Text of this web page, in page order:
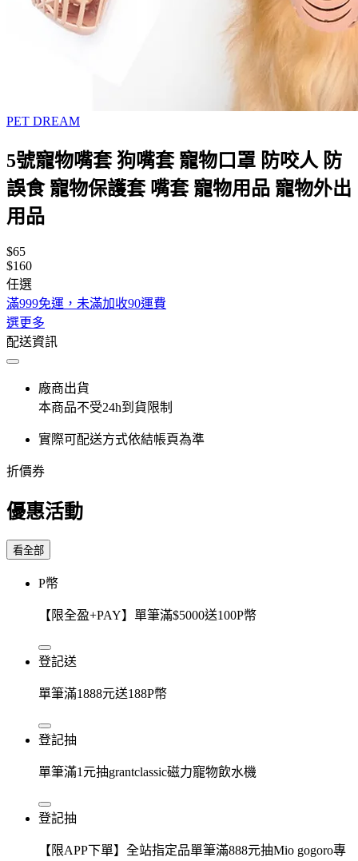
PET DREAM
5號寵物嘴套 狗嘴套 寵物口罩 防咬人 防
誤食 寵物保護套 嘴套 寵物用品 寵物外出
用品
$65
$160
任選
滿999免運，未滿加收90運費
選更多
配送資訊
廠商出貨
本商品不受24h到貨限制
實際可配送方式依結帳頁為準
折價券
優惠活動
看全部
P幣
【限全盈+PAY】單筆滿$5000送100P幣
登記送
單筆滿1888元送188P幣
登記抽
單筆滿1元抽grantclassic磁力寵物飲水機
登記抽
【限APP下單】全站指定品單筆滿888元抽Mio gogoro專